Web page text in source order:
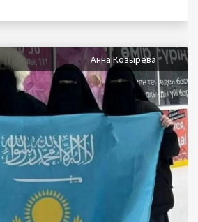
Анна Козырева